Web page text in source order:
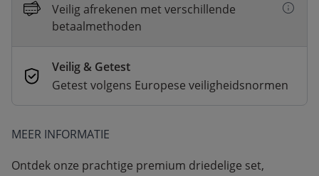
Veilig afrekenen met verschillende
betaalmethoden
Veilig & Getest
Getest volgens Europese veiligheidsnormen
MEER INFORMATIE
Ontdek onze prachtige premium driedelige set,